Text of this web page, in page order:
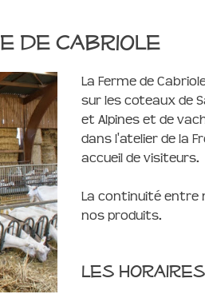
de Cabriole
La Ferme de
sur les coteaux de
et Alpines et de
dans l'atelier de la
accueil de visiteurs.
La continuité entre
nos produits.
Les